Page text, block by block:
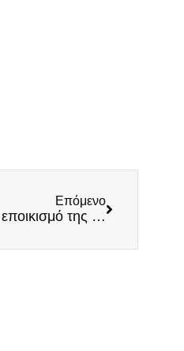
Επόμενο
Φιάσκο Μητσοτάκη: Διοχετεύει επιπλέον κονδύλια στον εποικισμό της χώρας